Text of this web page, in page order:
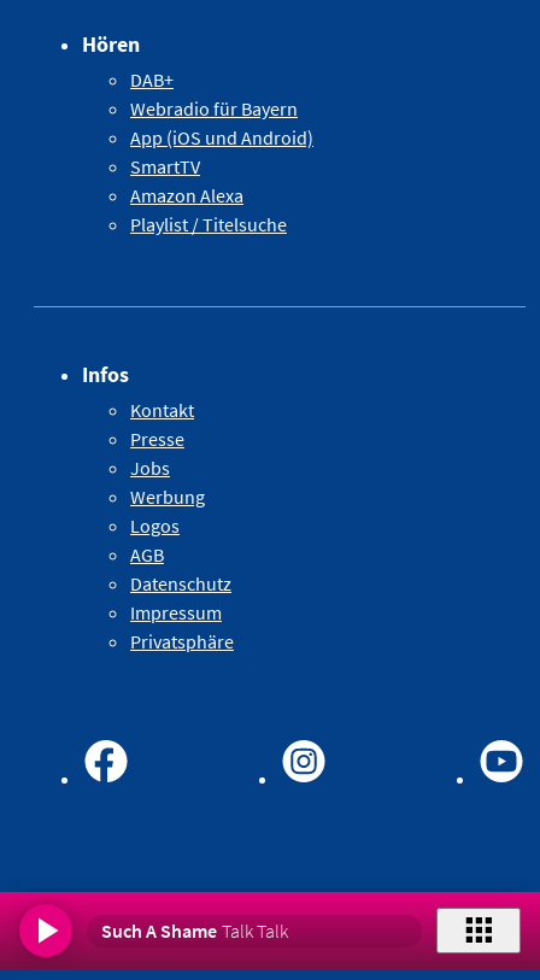
Hören
DAB+
Webradio für Bayern
App (iOS und Android)
SmartTV
Amazon Alexa
Playlist / Titelsuche
Infos
Kontakt
Presse
Jobs
Werbung
Logos
AGB
Datenschutz
Impressum
Privatsphäre
Such A Shame Talk Talk